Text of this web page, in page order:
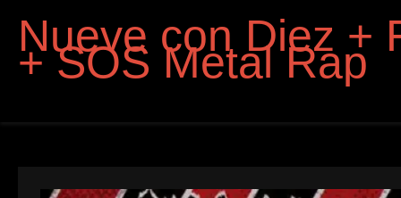
Nueve con Diez +
+ SOS Metal Rap